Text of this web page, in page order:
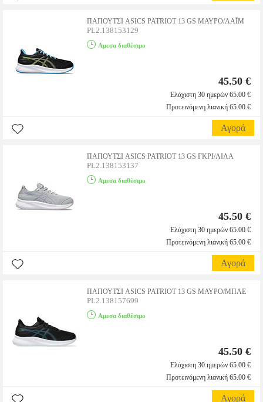
ΠΑΠΟΥΤΣΙ ASICS PATRIOT 13 GS ΜΑΥΡΟ/ΛΑΪΜ
PL2.138153129
Αμεσα διαθέσιμο
45.50 €
Ελάχιστη 30 ημερών 65.00 €
Προτεινόμενη λιανική 65.00 €
Αγορά
ΠΑΠΟΥΤΣΙ ASICS PATRIOT 13 GS ΓΚΡΙ/ΛΙΛΑ
PL2.138153137
Αμεσα διαθέσιμο
45.50 €
Ελάχιστη 30 ημερών 65.00 €
Προτεινόμενη λιανική 65.00 €
Αγορά
ΠΑΠΟΥΤΣΙ ASICS PATRIOT 13 GS ΜΑΥΡΟ/ΜΠΛΕ
PL2.138157699
Αμεσα διαθέσιμο
45.50 €
Ελάχιστη 30 ημερών 65.00 €
Προτεινόμενη λιανική 65.00 €
Αγορά